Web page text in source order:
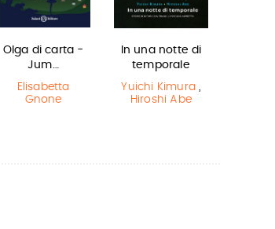
Olga di carta -
Jum…
Elisabetta
Gnone
In una notte di
temporale
Yuichi Kimura
Hiroshi Abe